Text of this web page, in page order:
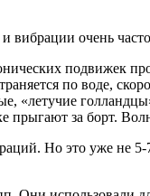
вибрации очень
подвижек
по воде,
«летучие
за борт.
Но это уже не